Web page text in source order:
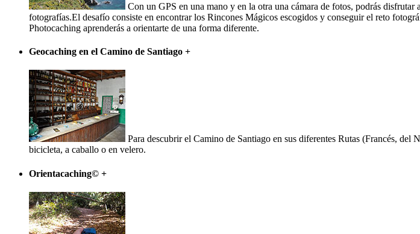
Con un GPS en una mano y en la otra una cámara de fotos, podrás
fotografías.El desafío consiste en encontrar los Rincones Mágicos escogidos y conseguir el reto
Photocaching aprenderás a orientarte de una forma diferente.
Geocaching en el Camino de Santiago +
Para descubrir el Camino de Santiago en sus diferentes Rutas (Francés,
bicicleta, a caballo o en velero.
Orientacaching© +